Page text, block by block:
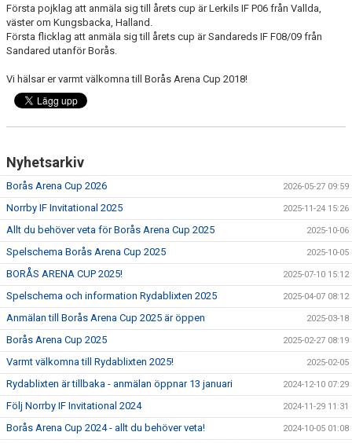
BORÅS ARENA CUP 2026
Första pojklag att anmäla sig till årets cup är Lerkils IF P06 från Vallda,
väster om Kungsbacka, Halland.
Första flicklag att anmäla sig till årets cup är Sandareds IF F08/09 från
Sandared utanför Borås.
Vi hälsar er varmt välkomna till Borås Arena Cup 2018!
Nyhetsarkiv
Borås Arena Cup 2026 2026-05-27 09:59
Norrby IF Invitational 2025 2025-11-24 15:26
Allt du behöver veta för Borås Arena Cup 2025 2025-10-06
Spelschema Borås Arena Cup 2025 2025-10-05
BORÅS ARENA CUP 2025! 2025-07-10 15:12
Spelschema och information Rydablixten 2025 2025-04-07 08:12
Anmälan till Borås Arena Cup 2025 är öppen 2025-03-18
Borås Arena Cup 2025 2025-02-27 08:19
Varmt välkomna till Rydablixten 2025! 2025-02-05
Rydablixten är tillbaka - anmälan öppnar 13 januari 2024-12-10 07:29
Följ Norrby IF Invitational 2024 2024-11-29 11:31
Borås Arena Cup 2024 - allt du behöver veta! 2024-10-05 01:08